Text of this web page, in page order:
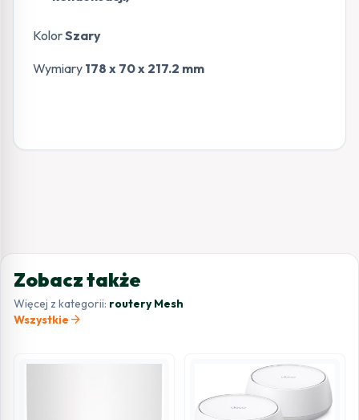
KolorSzary
Wymiary 178 x 70 x 217.2 mm
Zobacz także
Więcej z kategorii: routery Mesh
Wszystkie arrow_forward